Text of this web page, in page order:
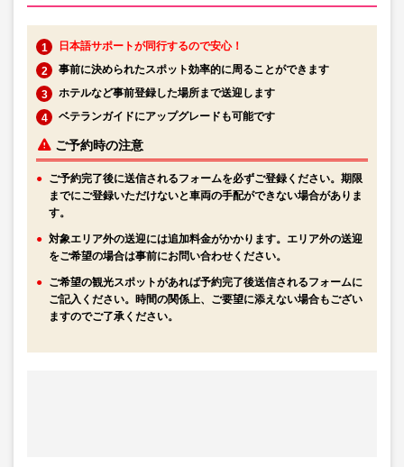
日本語サポートが同行するので安心！
事前に決められたスポット効率的に周ることができます
ホテルなど事前登録した場所まで送迎します
ベテランガイドにアップグレードも可能です
ご予約時の注意
ご予約完了後に送信されるフォームを必ずご登録ください。期限
までにご登録いただけないと車両の手配ができない場合がありま
す。
対象エリア外の送迎には追加料金がかかります。エリア外の送迎
をご希望の場合は事前にお問い合わせください。
ご希望の観光スポットがあれば予約完了後送信されるフォームに
ご記入ください。時間の関係上、ご要望に添えない場合もござい
ますのでご了承ください。